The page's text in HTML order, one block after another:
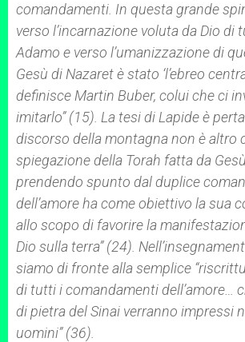
comandamenti. In questa grande
verso l’incarnazione voluta da Dio di
Adamo e verso l’umanizzazione di
Gesù di Nazaret è stato ‘l’ebreo
definisce Martin Buber, colui che ci
imitarlo” (15). La tesi di Lapide è
discorso della montagna non è altro
spiegazione della Torah fatta da
prendendo spunto dal duplice
dell’amore ha come obiettivo la sua
allo scopo di favorire la
Dio sulla terra” (24).
siamo di fronte alla semplice
di tutti i comandamenti dell’amore…
di pietra del Sinai verranno impressi
uomini” (36).